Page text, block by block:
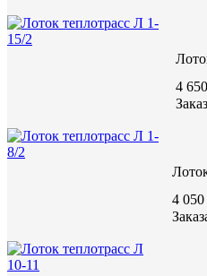
ВИДЕО С ЗАВОДА
4
4